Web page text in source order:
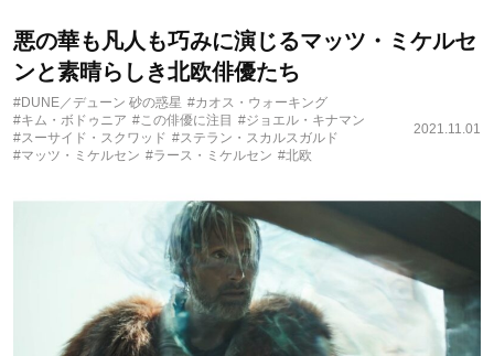
悪の華も凡人も巧みに演じるマッツ・ミケルセ
ンと素晴らしき北欧俳優たち
#DUNE／デューン 砂の惑星 #カオス・ウォーキング
#キム・ボドゥニア #この俳優に注目 #ジョエル・キナマン
#スーサイド・スクワッド #ステラン・スカルスガルド
#マッツ・ミケルセン #ラース・ミケルセン #北欧
2021.11.01